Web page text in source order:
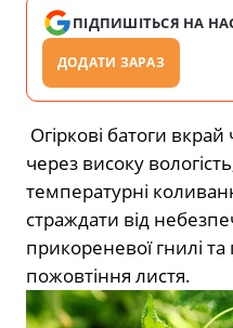
ПІДПИШІТЬСЯ НА НАС
ДОДАТИ ЗАРАЗ
Огіркові батоги
через високу
температурні
страждати від
прикореневої гнилі
пожовтіння листя.